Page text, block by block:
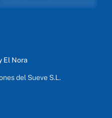
El Nora
del Sueve S.L.